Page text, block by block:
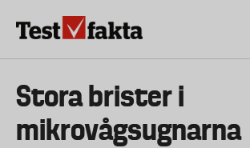
Huvudmeny
ny
Stora brister i
mikrovågsugnarna